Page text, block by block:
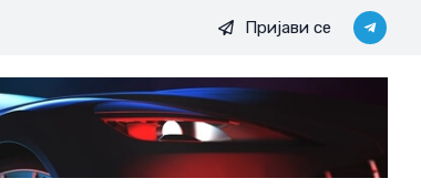
Војно-политичке амбиције JDODC:
Пријави се